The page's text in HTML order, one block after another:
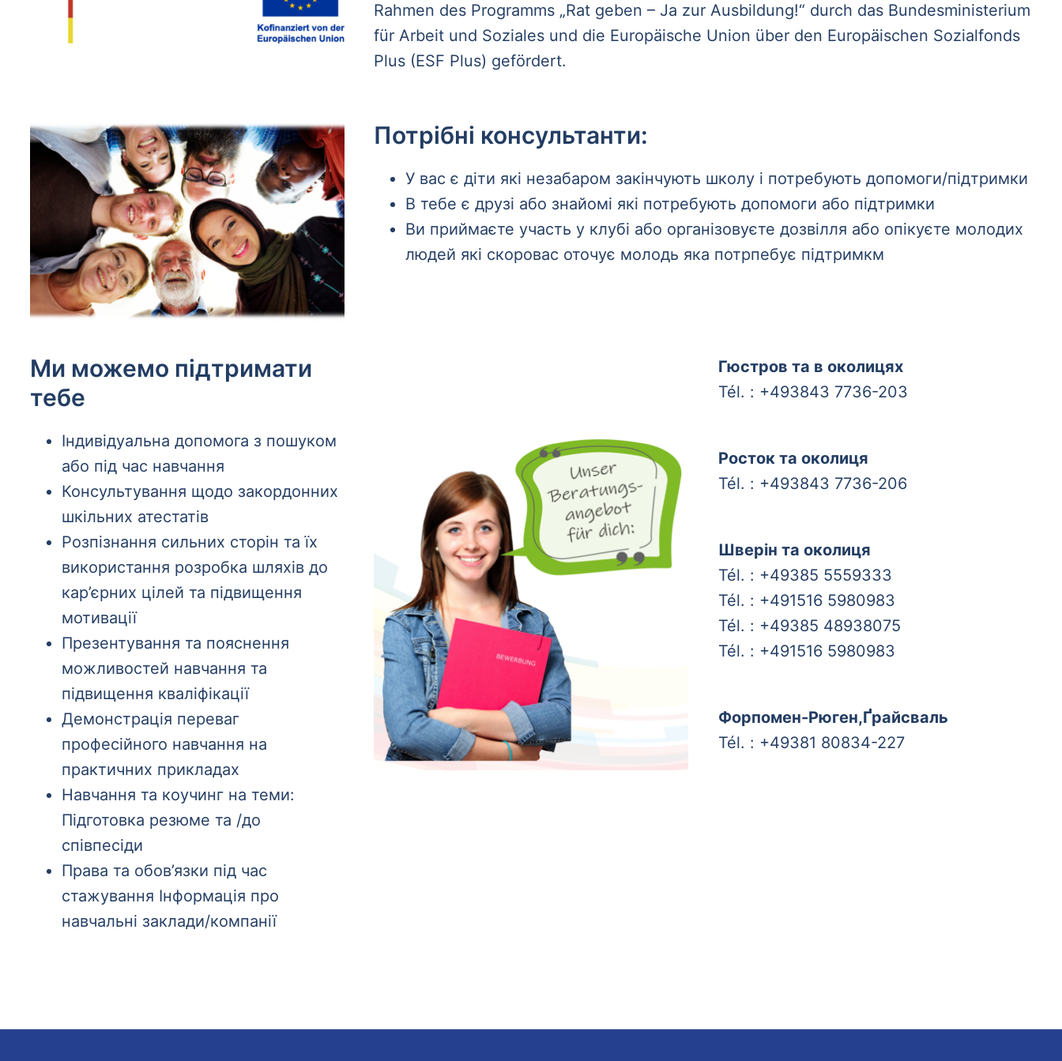
Rahmen des Programms „Rat geben – Ja zur Ausbildung!“ durch das Bundesministerium
für Arbeit und Soziales und die Europäische Union über den Europäischen Sozialfonds
Plus (ESF Plus) gefördert.
Потрібні консультанти:
У вас є діти які незабаром закінчують школу і потребують допомоги/підтримки
В тебе є друзі або знайомі які потребують допомоги або підтримки
Ви приймаєте участь у клубі або організовуєте дозвілля або опікуєте молодих
людей які скоровас оточує молодь яка потрпебує підтримкм
Ми можемо підтримати
тебе
Індивідуальна допомога з пошуком
або під час навчання
Консультування щодо закордонних
шкільних атестатів
Розпізнання сильних сторін та їх
використання розробка шляхів до
кар’єрних цілей та підвищення
мотивації
Презентування та пояснення
можливостей навчання та
підвищення кваліфікації
Демонстрація переваг
професійного навчання на
практичних прикладах
Навчання та коучинг на теми:
Підготовка резюме та /до
співпесіди
Права та обов’язки під час
стажування Інформація про
навчальні заклади/компанії
Гюстров та в околицях
Tél. : +493843 7736-203
Росток та околиця
Tél. : +493843 7736-206
Шверін та околиця
Tél. : +49385 5559333
Tél. : +491516 5980983
Tél. : +49385 48938075
Tél. : +491516 5980983
Форпомен-Рюген,Ґрайсваль
Tél. : +49381 80834-227